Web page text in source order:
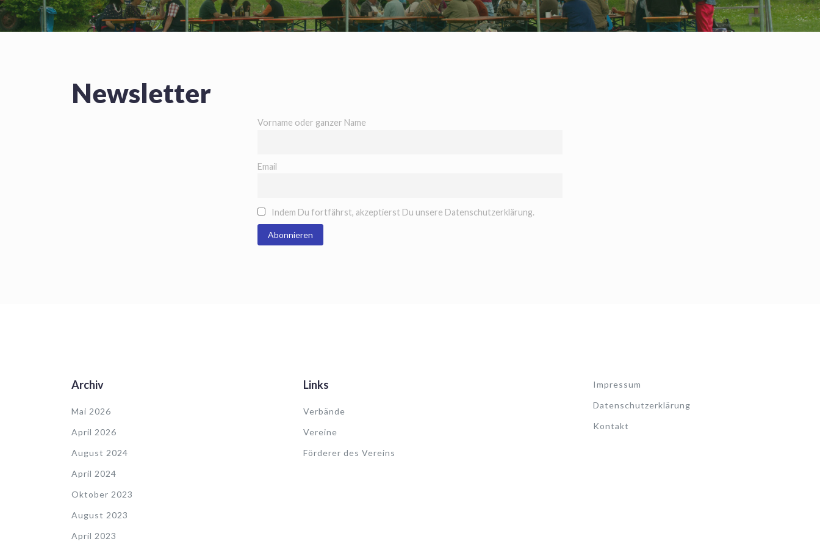
Newsletter
Vorname oder ganzer Name
Email
Indem Du fortfährst, akzeptierst Du unsere Datenschutzerklärung.
Archiv
Mai 2026
April 2026
August 2024
April 2024
Oktober 2023
August 2023
April 2023
Links
Verbände
Vereine
Förderer des Vereins
Impressum
Datenschutzerklärung
Kontakt